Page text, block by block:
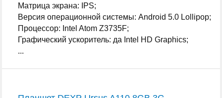
Матрица экрана: IPS;
Версия операционной системы: Android 5.0 Lollipop;
Процессор: Intel Atom Z3735F;
Графический ускоритель: да Intel HD Graphics;
...